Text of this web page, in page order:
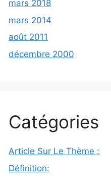
mars 2018
mars 2014
août 2011
décembre 2000
Catégories
Article Sur Le Thème :
Définition: